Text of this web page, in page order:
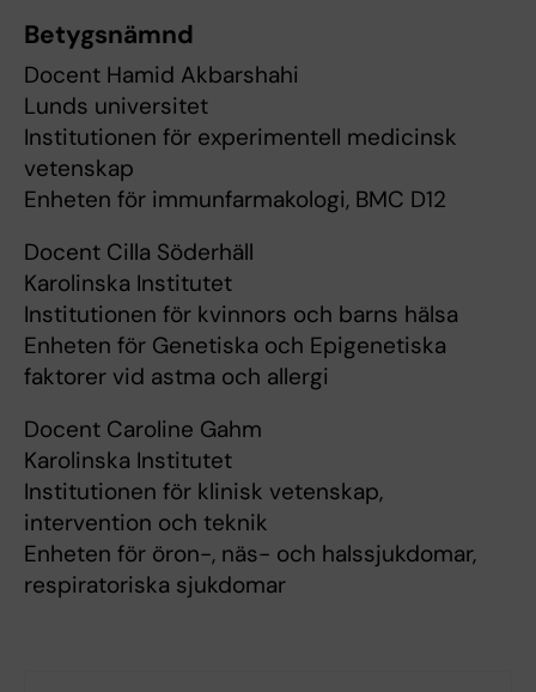
Betygsnämnd
Docent Hamid Akbarshahi
Lunds universitet
Institutionen för experimentell medicinsk
vetenskap
Enheten för immunfarmakologi, BMC D12
Docent Cilla Söderhäll
Karolinska Institutet
Institutionen för kvinnors och barns hälsa
Enheten för Genetiska och Epigenetiska
faktorer vid astma och allergi
Docent Caroline Gahm
Karolinska Institutet
Institutionen för klinisk vetenskap,
intervention och teknik
Enheten för öron-, näs- och halssjukdomar,
respiratoriska sjukdomar